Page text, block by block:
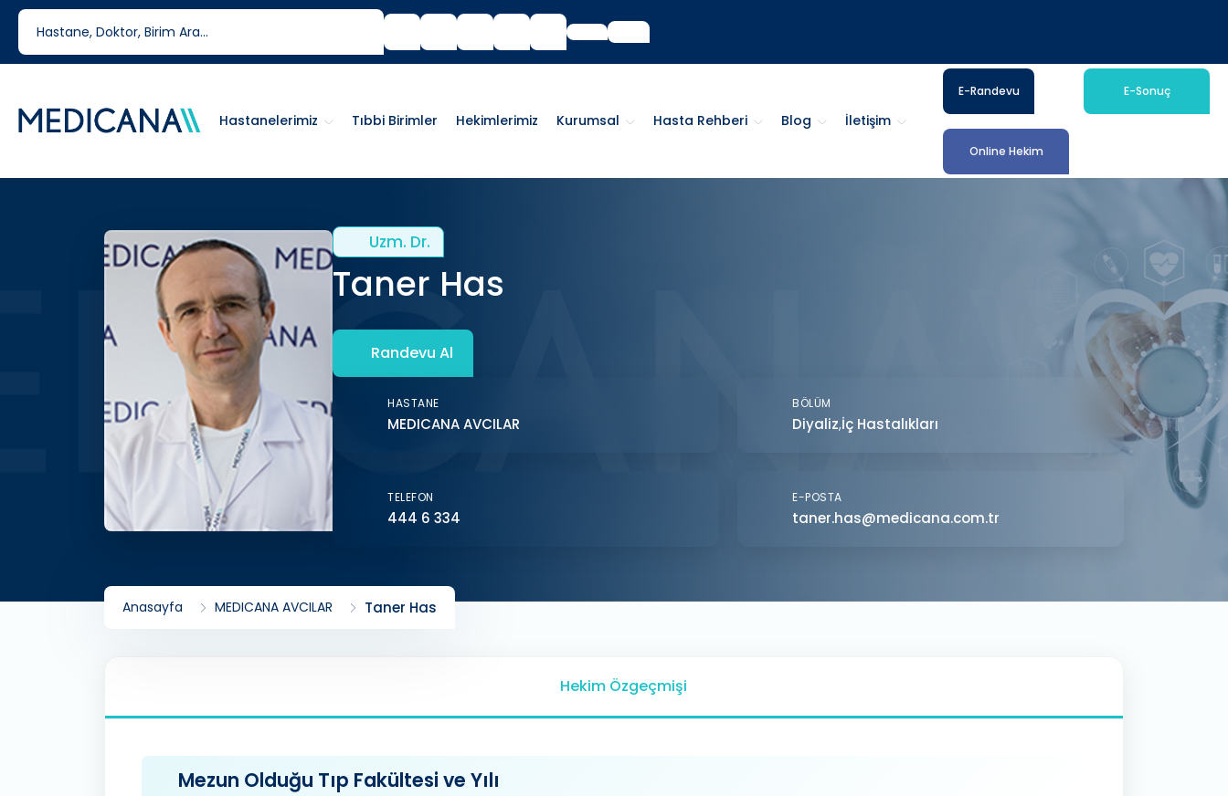
444 6 334
Tıbbi Birimler Hekimlerimiz Kurumsal Hasta Rehberi Blog İletişim
Hastanelerimiz
E-Randevu E-Sonuç
Online Hekim
Uzm. Dr.
Taner Has
Randevu Al
HASTANE
MEDICANA AVCILAR
BÖLÜM
Diyaliz,İç Hastalıkları
TELEFON
444 6 334
E-POSTA
taner.has@medicana.com.tr
Anasayfa MEDICANA AVCILAR Taner Has
Hekim Özgeçmişi
Mezun Olduğu Tıp Fakültesi ve Yılı